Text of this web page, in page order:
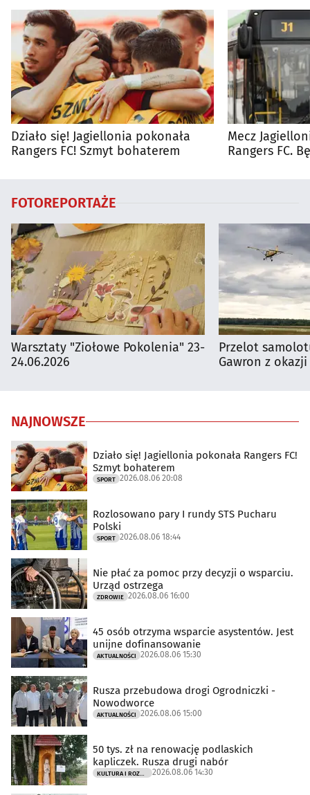
Działo się! Jagiellonia pokonała
Rangers FC! Szmyt bohaterem
Mecz
Rangers FC.
FOTOREPORTAŻE
Warsztaty "Ziołowe Pokolenia" 23-
24.06.2026
Przelot
Gawron z
NAJNOWSZE
Działo się! Jagiellonia pokonała Rangers FC!
Szmyt bohaterem
SPORT 2026.08.06 20:08
Rozlosowano pary I rundy STS Pucharu
Polski
SPORT 2026.08.06 18:44
Nie płać za pomoc przy decyzji o wsparciu.
Urząd ostrzega
ZDROWIE 2026.08.06 16:00
45 osób otrzyma wsparcie asystentów. Jest
unijne dofinansowanie
AKTUALNOŚCI 2026.08.06 15:30
Rusza przebudowa drogi Ogrodniczki -
Nowodworce
AKTUALNOŚCI 2026.08.06 15:00
50 tys. zł na renowację podlaskich
kapliczek. Rusza drugi nabór
2026.08.06 14:30